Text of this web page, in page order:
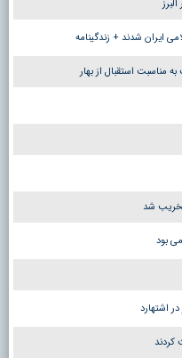
ایران شدند + زندگینامه
مناسبت استقبال از بهار
تخریب شد
بود